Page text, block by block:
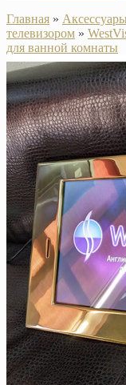
Главная » Аксессуары
телевизором »
для ванной комнаты